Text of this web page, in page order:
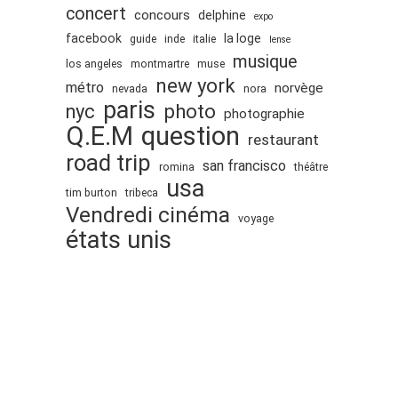
concert concours delphine expo
facebook guide inde italie la loge lense
los angeles montmartre muse musique
métro nevada new york nora norvège
nyc paris photo photographie
Q.E.M question restaurant
road trip romina san francisco théâtre
tim burton
tribeca usa
Vendredi cinéma voyage
états unis